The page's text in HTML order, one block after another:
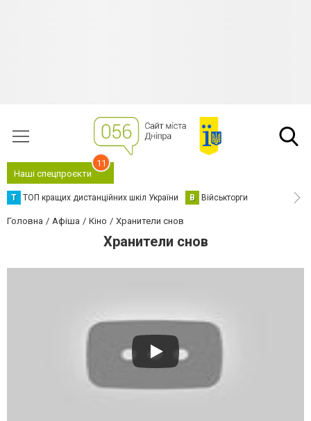
Наші спецпроєкти
11
Т ТОП кращих дистанційних шкіл України В Військторги
Головна Афіша Кіно Хранители снов
Хранители снов